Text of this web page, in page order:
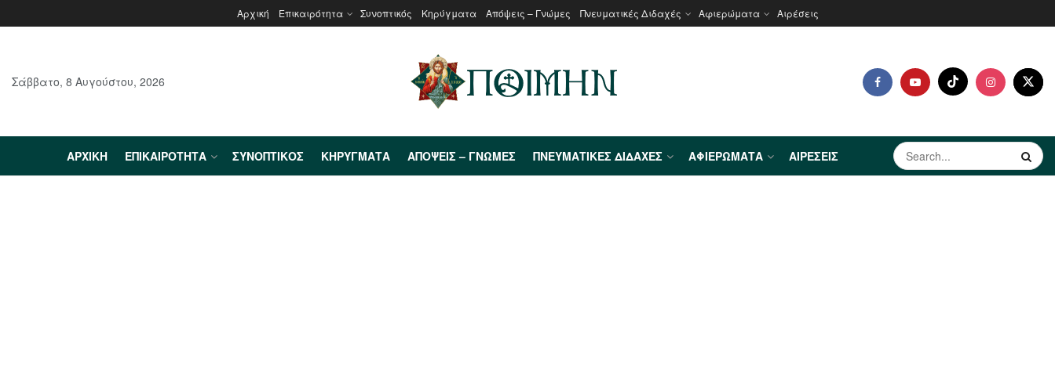
Αρχική Επικαιρότητα Συνοπτικός Κηρύγματα Απόψεις – Γνώμες Πνευματικές Διδαχές Αφιερώματα Αιρέσεις
Σάββατο, 8 Αυγούστου, 2026
ΑΡΧΙΚΉ ΕΠΙΚΑΙΡΌΤΗΤΑ ΣΥΝΟΠΤΙΚΌΣ ΚΗΡΎΓΜΑΤΑ ΑΠΌΨΕΙΣ – ΓΝΏΜΕΣ ΠΝΕΥΜΑΤΙΚΈΣ ΔΙΔΑΧΈΣ ΑΦΙΕΡΏΜΑΤΑ ΑΙΡΈΣΕΙΣ